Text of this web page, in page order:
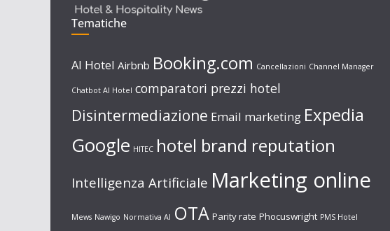
Tematiche
AI Hotel Airbnb Booking.com Cancellazioni Channel Manager
Chatbot AI Hotel comparatori prezzi hotel
Disintermediazione Email marketing Expedia
Google HITEC hotel brand reputation
Intelligenza Artificiale Marketing online
Mews Nawigo Normativa AI OTA Parity rate Phocuswright PMS Hotel